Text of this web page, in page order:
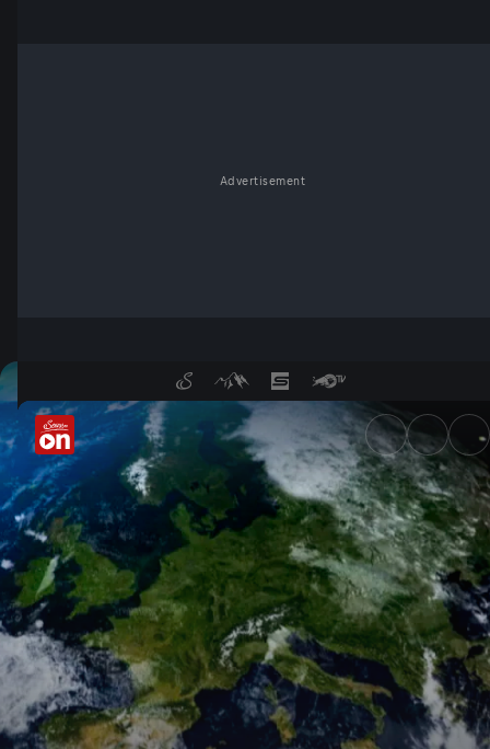
Advertisement
Terra Mater in der Mediathek